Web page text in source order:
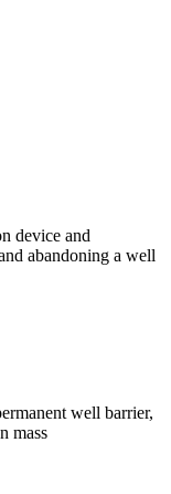
device and
abandoning a well
well barrier,
mass